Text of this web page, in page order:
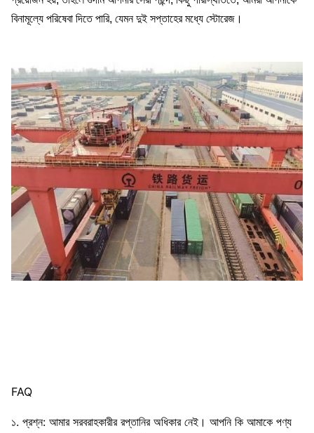
বিনামূল্যে পরিষেবা দিতে পারি, যেমন দুই সপ্তাহের মধ্যে স্টোরেজ।
FAQ
১. প্রশ্ন: আমার সরবরাহকারীর রপ্তানির অধিকার নেই। আপনি কি আমাকে পণ্য